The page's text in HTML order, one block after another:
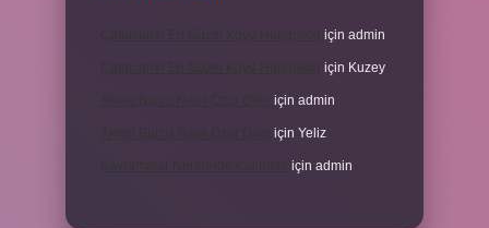
için admin
için Kuzey
için admin
için Yeliz
için admin